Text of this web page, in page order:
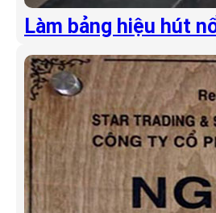
Làm bảng hiệu hút